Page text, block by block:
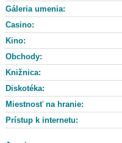
Gáleria umenia:
Casino:
Kino:
Obchody:
Knižnica:
Diskotéka:
Miestnosť na hranie:
Prístup k internetu: